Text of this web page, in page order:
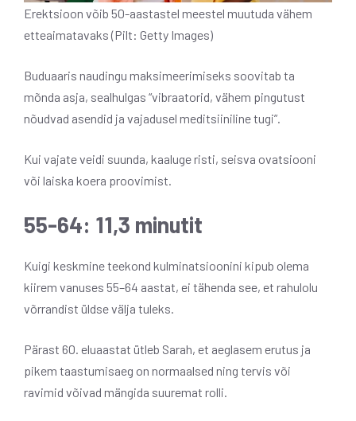
Erektsioon võib 50-aastastel meestel muutuda vähem
etteaimatavaks (Pilt: Getty Images)
Buduaaris naudingu maksimeerimiseks soovitab ta
mõnda asja, sealhulgas “vibraatorid, vähem pingutust
nõudvad asendid ja vajadusel meditsiiniline tugi”.
Kui vajate veidi suunda, kaaluge risti, seisva ovatsiooni
või laiska koera proovimist.
55-64: 11,3 minutit
Kuigi keskmine teekond kulminatsioonini kipub olema
kiirem vanuses 55–64 aastat, ei tähenda see, et rahulolu
võrrandist üldse välja tuleks.
Pärast 60. eluaastat ütleb Sarah, et aeglasem erutus ja
pikem taastumisaeg on normaalsed ning tervis või
ravimid võivad mängida suuremat rolli.